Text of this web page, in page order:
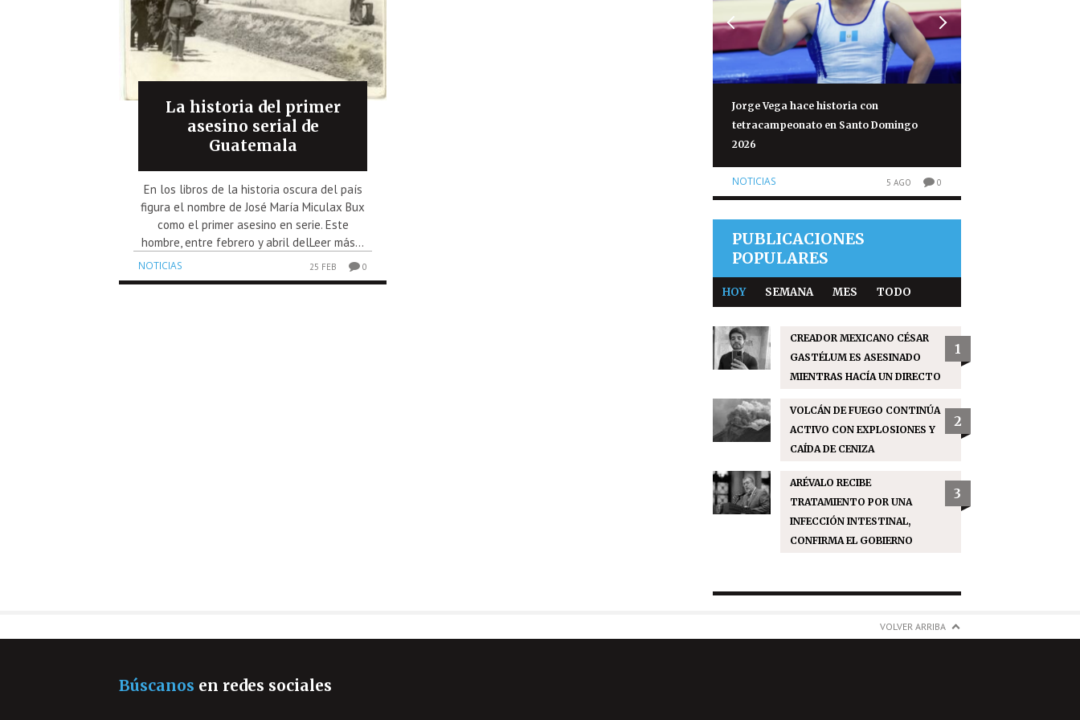
La historia del primer
asesino serial de
Guatemala
En los libros de la historia oscura del país
figura el nombre de José María Miculax Bux
como el primer asesino en serie. Este
hombre, entre febrero y abril delLeer más...
NOTICIAS 25 FEB 0
Jorge Vega hace historia con
tetracampeonato en Santo Domingo
2026
NOTICIAS 5 AGO 0
PUBLICACIONES
POPULARES
HOY SEMANA MES TODO
CREADOR MEXICANO CÉSAR
GASTÉLUM ES ASESINADO
MIENTRAS HACÍA UN DIRECTO
1
VOLCÁN DE FUEGO CONTINÚA
ACTIVO CON EXPLOSIONES Y
CAÍDA DE CENIZA
2
ARÉVALO RECIBE
TRATAMIENTO POR UNA
INFECCIÓN INTESTINAL,
CONFIRMA EL GOBIERNO
3
VOLVER ARRIBA
Búscanos en redes sociales